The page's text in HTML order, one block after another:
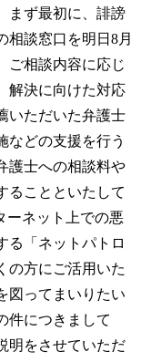
まず最初に、誹謗
相談窓口を明日8月
ご相談内容に応じ
解決に向けた対応
いただいた弁護士
などの支援を行う
護士への相談料や
ることといたして
ーネット上での悪
る「ネットパトロ
の方にご活用いた
図ってまいりたい
件につきまして
明をさせていただ